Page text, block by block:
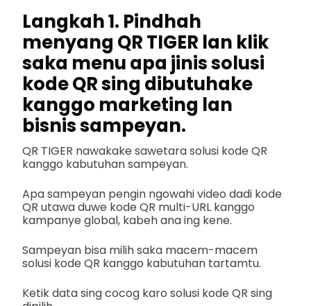
Langkah 1. Pindhah
menyang QR TIGER lan klik
saka menu apa jinis solusi
kode QR sing dibutuhake
kanggo marketing lan
bisnis sampeyan.
QR TIGER nawakake sawetara solusi kode QR
kanggo kabutuhan sampeyan.
Apa sampeyan pengin ngowahi video dadi kode
QR utawa duwe kode QR multi-URL kanggo
kampanye global, kabeh ana ing kene.
Sampeyan bisa milih saka macem-macem
solusi kode QR kanggo kabutuhan tartamtu.
Ketik data sing cocog karo solusi kode QR sing